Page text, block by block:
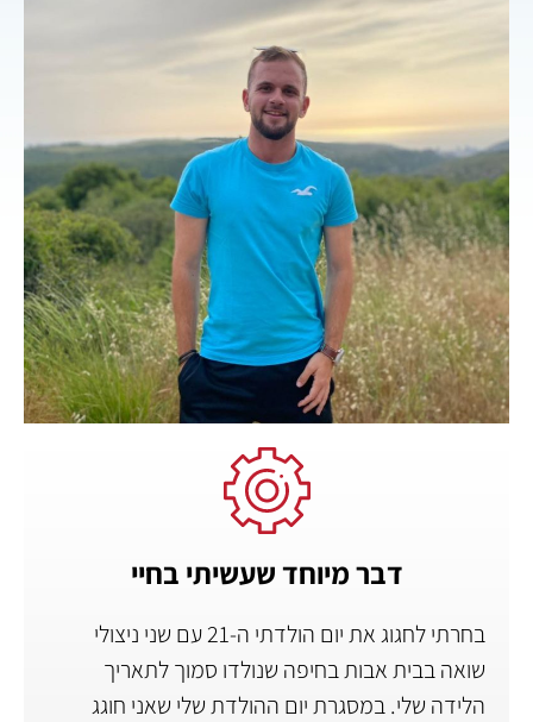
דבר מיוחד שעשיתי בחיי
בחרתי לחגוג את יום הולדתי ה-21 עם שני ניצולי
שואה בבית אבות בחיפה שנולדו סמוך לתאריך
הלידה שלי. במסגרת יום ההולדת שלי שאני חוגג